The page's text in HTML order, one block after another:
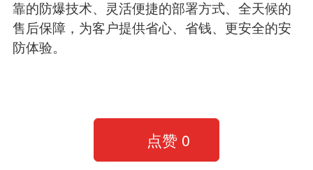
靠的防爆技术、灵活便捷的部署方式、全天候的
售后保障，为客户提供省心、省钱、更安全的安
防体验。
点赞 0